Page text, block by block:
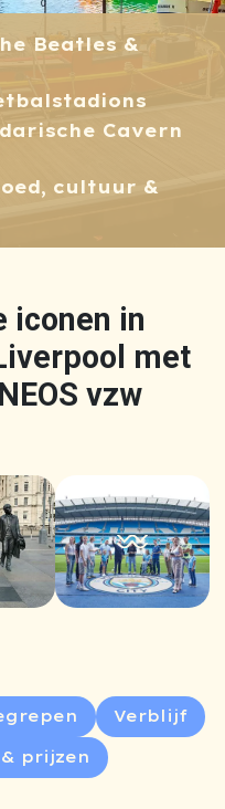
Beatles &
Cavern
cultuur &
iconen in
met
vzw
Verblijf
prijzen